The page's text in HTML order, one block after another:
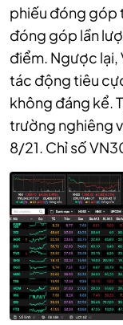
phiếu đóng góp
đóng góp lần
điểm. Ngược lại,
tác động tiêu
không đáng kể.
trường nghiêng
8/21. Chỉ số